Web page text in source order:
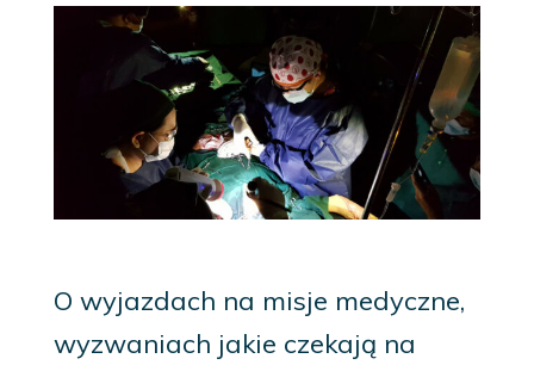
O wyjazdach na misje medyczne,
wyzwaniach jakie czekają na